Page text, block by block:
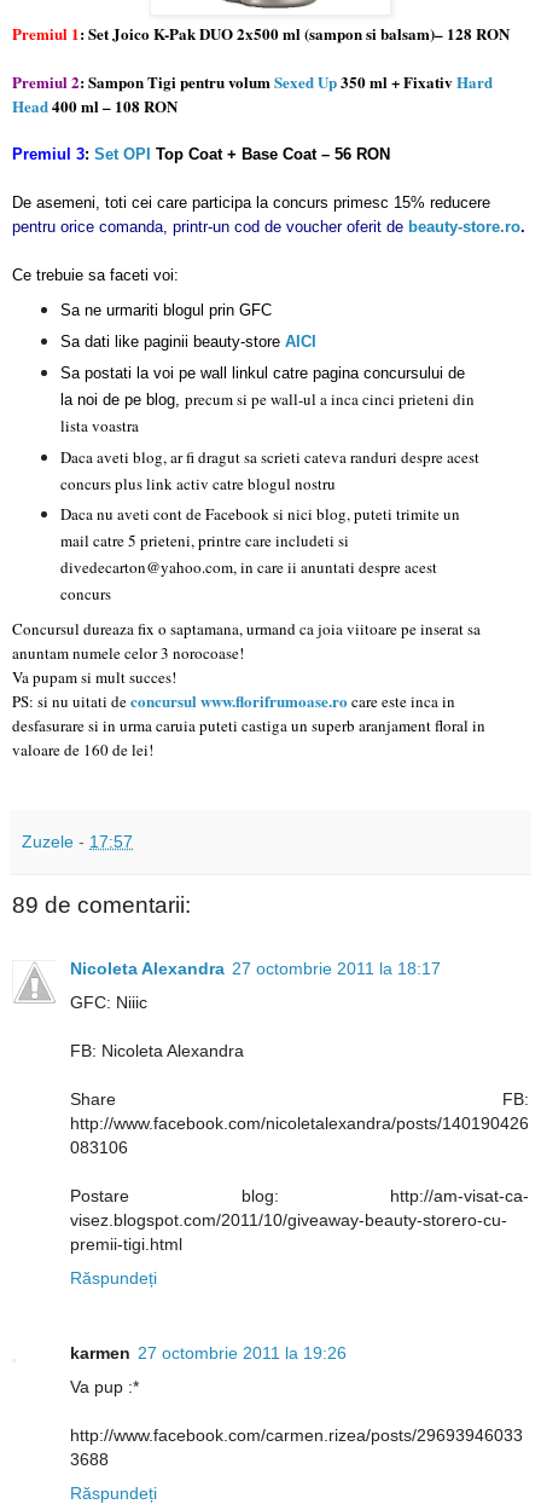
Premiul 1: Set Joico K-Pak DUO 2x500 ml (sampon si balsam)– 128 RON
Premiul 2: Sampon Tigi pentru volum Sexed Up350 ml + FixativHard
Head400 ml – 108 RON
Premiul 3: Set OPI Top Coat + Base Coat – 56 RON
De asemeni, toti cei care participa la concurs primesc 15% reducere
pentru orice comanda, printr-un cod de voucher oferit de beauty-store.ro.
Ce trebuie sa faceti voi:
Sa ne urmariti blogul prin GFC
Sa dati like paginii beauty-store AICI
Sa postati la voi pe wall linkul catre pagina concursului de
la noi de pe blog, precum si pe wall-ul a inca cinci prieteni din
lista voastra
Daca aveti blog, ar fi dragut sa scrieti cateva randuri despre acest
concurs plus link activ catre blogul nostru
Daca nu aveti cont de Facebook si nici blog, puteti trimite un
mail catre 5 prieteni, printre care includeti si
divedecarton@yahoo.com, in care ii anuntati despre acest
concurs
Concursul dureaza fix o saptamana, urmand ca joia viitoare pe inserat sa
anuntam numele celor 3 norocoase!
Va pupam si mult succes!
PS: si nu uitati deconcursul www.florifrumoase.ro care este inca in
desfasurare si in urma caruia puteti castiga un superb aranjament floral in
valoare de 160 de lei!
Zuzele - 17:57
89 de comentarii:
Nicoleta Alexandra 27 octombrie 2011 la 18:17
GFC: Niiic
FB: Nicoleta Alexandra
Share FB:
http://www.facebook.com/nicoletalexandra/posts/140190426
083106
Postare blog: http://am-visat-ca-
visez.blogspot.com/2011/10/giveaway-beauty-storero-cu-
premii-tigi.html
Răspundeți
karmen 27 octombrie 2011 la 19:26
Va pup :*
http://www.facebook.com/carmen.rizea/posts/29693946033
3688
Răspundeți